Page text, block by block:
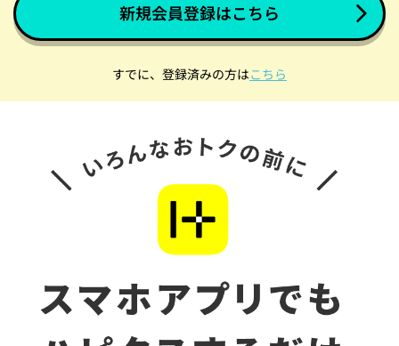
新規会員登録はこちら
すでに、登録済みの方はこちら